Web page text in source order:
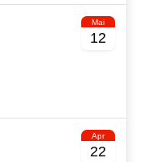
Mai
12
Apr
22